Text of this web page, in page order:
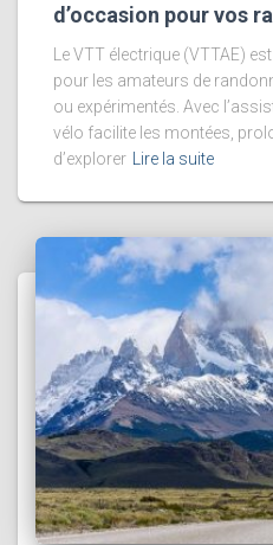
d’occasion pour vos
Le VTT électrique (VTTAE)
pour les amateurs de
ou expérimentés. Avec
vélo facilite les montées,
d’explorer Lire la suite